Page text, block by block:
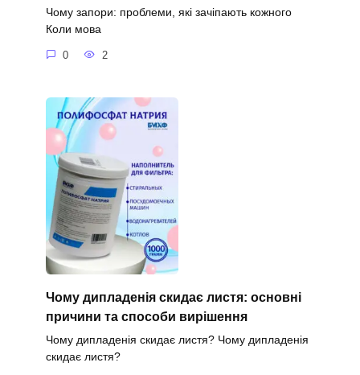
Чому запори: проблеми, які зачіпають кожного
Коли мова
0 2
Чому дипладенія скидає листя: основні
причини та способи вирішення
Чому дипладенія скидає листя? Чому дипладенія
скидає листя?